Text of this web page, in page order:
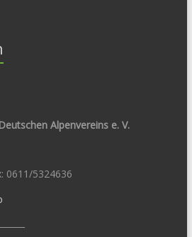
Alpenvereins e. V.
0611/5324636